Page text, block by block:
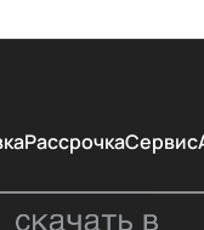
РассрочкаСервис